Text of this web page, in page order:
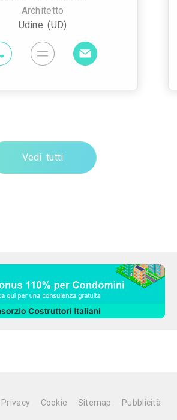
Architetto
Udine (UD)
Vedi tutti
Privacy Cookie Sitemap Pubblicità